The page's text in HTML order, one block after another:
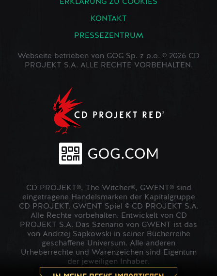
ERKLÄRUNG ZU COOKIES
KONTAKT
PRESSEZENTRUM
Webseite betrieben von GOG Sp. z o.o. © 2026 CD
PROJEKT S.A. ALLE RECHTE VORBEHALTEN.
CD PROJEKT®, The Witcher®, GWENT® sind
eingetragene Handelsmarken der Kapitalgruppe
CD PROJEKT. GWENT Spiel © CD PROJEKT S.A.
Alle Rechte vorbehalten. Entwickelt von CD
PROJEKT S.A. Das Szenario von GWENT ist das
von Andrzej Sapkowski in seiner Bücherreihe
geschaffene Universum. Alle anderen
Urheberrechte und Warenzeichen sind Eigentum
der jeweiligen Inhaber.